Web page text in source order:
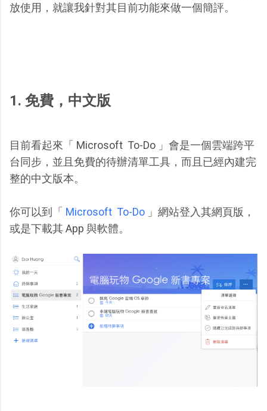
放使用，就讓我針對其目前功能來做一個簡評。
1. 免費，中文版
目前看起來「 Microsoft To-Do 」會是一個雲端跨平
台同步，並且免費的待辦清單工具，而且已經內建完
整的中文版本。
你可以到「 Microsoft To-Do 」網站登入其網頁版，
或是下載其 App 與軟體。